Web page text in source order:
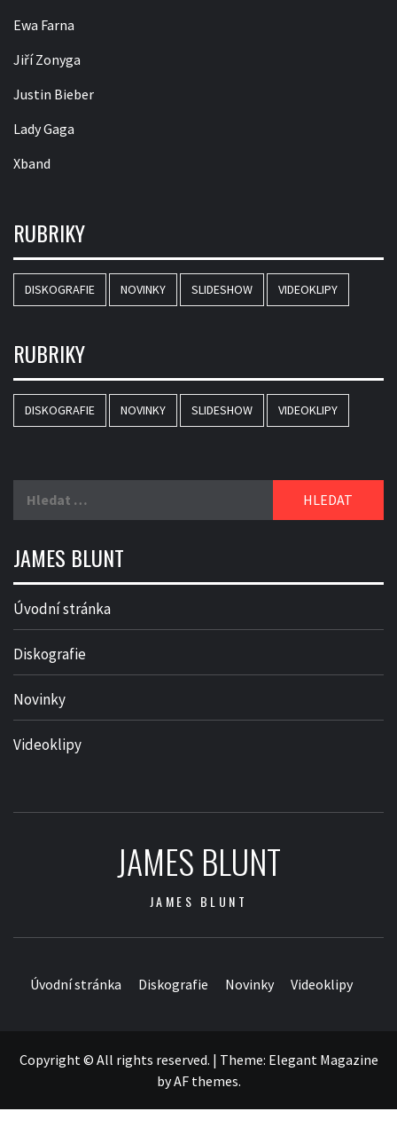
Ewa Farna
Jiří Zonyga
Justin Bieber
Lady Gaga
Xband
RUBRIKY
DISKOGRAFIE NOVINKY SLIDESHOW VIDEOKLIPY
RUBRIKY
DISKOGRAFIE NOVINKY SLIDESHOW VIDEOKLIPY
JAMES BLUNT
Úvodní stránka
Diskografie
Novinky
Videoklipy
JAMES BLUNT
JAMES BLUNT
Úvodní stránka Diskografie Novinky Videoklipy
Copyright © All rights reserved. | Theme: Elegant Magazine
byAF themes.